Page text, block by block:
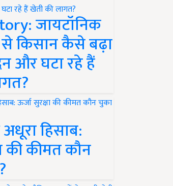
जायटॉनिक
से किसान कैसे बढ़ा
और घटा रहे हैं
हिसाब:
की कीमत कौन